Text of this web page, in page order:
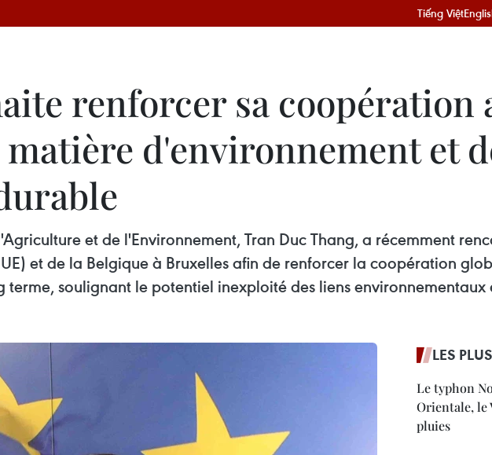
Tiếng Việt
renforcer sa coopération
d'environnement et
et de l'Environnement, Tran Duc Thang, a récemment
et de la Belgique à Bruxelles afin de renforcer la coopération
soulignant le potentiel inexploité des liens environnementaux
LES
Le typhon
Orientale, le
pluies